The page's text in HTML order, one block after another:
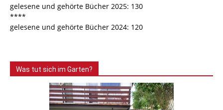
gelesene und gehörte Bücher 2025: 130
****
gelesene und gehörte Bücher 2024: 120
Was tut sich im Garten?